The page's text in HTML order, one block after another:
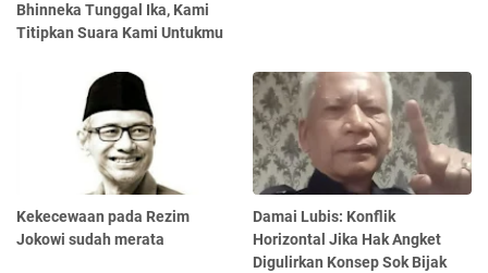
Bhinneka Tunggal Ika, Kami
Titipkan Suara Kami Untukmu
Kekecewaan pada Rezim
Jokowi sudah merata
Damai Lubis: Konflik
Horizontal Jika Hak Angket
Digulirkan Konsep Sok Bijak